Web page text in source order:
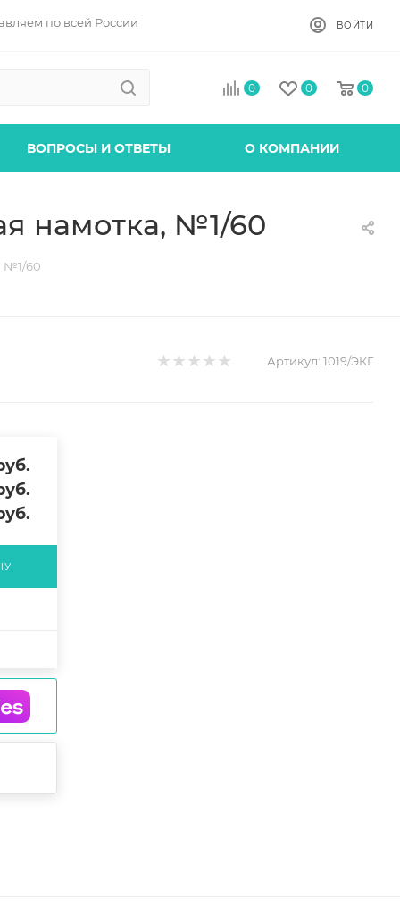
по всей России ВОЙТИ
0 0 0
ВОПРОСЫ И ОТВЕТЫ О КОМПАНИИ
намотка, №1/60
№1/60
Артикул: 1019/ЭКГ